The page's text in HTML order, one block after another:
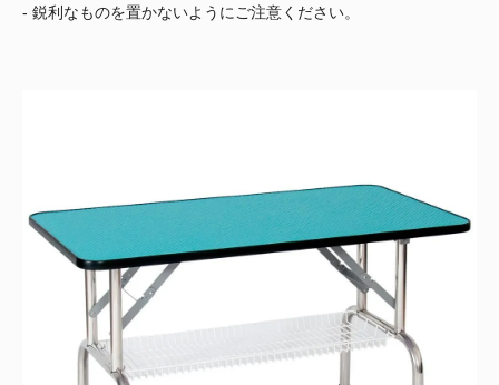
- 鋭利なものを置かないようにご注意ください。